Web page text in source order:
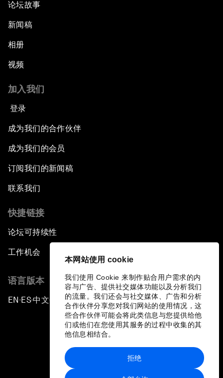
本网站使用 cookie
我们使用 Cookie 来制作贴合用户需求的内
容与广告、提供社交媒体功能以及分析我们
的流量。我们还会与社交媒体、广告和分析
合作伙伴分享您对我们网站的使用情况，这
些合作伙伴可能会将此类信息与您提供给他
们或他们在您使用其服务的过程中收集的其
他信息相结合。
拒绝
论坛故事
新闻稿
相册
视频
加入我们
登录
成为我们的合作伙伴
成为我们的会员
订阅我们的新闻稿
联系我们
快捷链接
论坛可持续性
工作机会
语言版本
EN ▪ES▪中文▪ 日本語